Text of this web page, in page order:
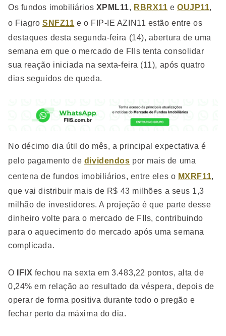
Os fundos imobiliários XPML11, RBRX11 eOUJP11,
o Fiagro SNFZ11 e o FIP-IE AZIN11 estão entre os
destaques desta segunda-feira (14), abertura de uma
semana em que o mercado de FIIs tenta consolidar
sua reação iniciada na sexta-feira (11), após quatro
dias seguidos de queda.
No décimo dia útil do mês, a principal expectativa é
pelo pagamento de dividendos por mais de uma
centena de fundos imobiliários, entre eles o MXRF11,
que vai distribuir mais de R$ 43 milhões a seus 1,3
milhão de investidores. A projeção é que parte desse
dinheiro volte para o mercado de FIIs, contribuindo
para o aquecimento do mercado após uma semana
complicada.
O IFIX fechou na sexta em 3.483,22 pontos, alta de
0,24% em relação ao resultado da véspera, depois de
operar de forma positiva durante todo o pregão e
fechar perto da máxima do dia.